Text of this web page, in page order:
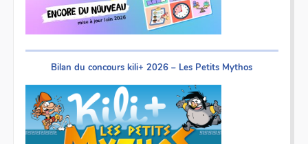
Bilan du concours kili+ 2026 – Les Petits Mythos